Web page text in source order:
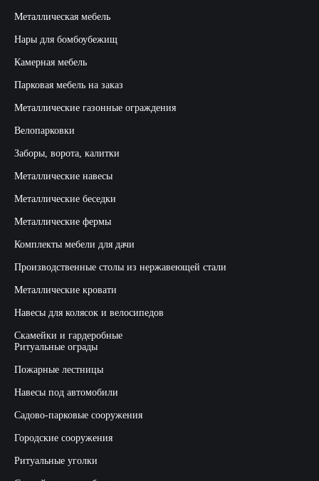
Металлическая мебель
Нары для бомбоубежищ
Камерная мебель
Парковая мебель на заказ
Металлические газонные ограждения
Велопарковки
Заборы, ворота, калитки
Металлические навесы
Металлические беседки
Металлические фермы
Комплекты мебели для дачи
Производственные столы из нержавеющей стали
Металлические кровати
Навесы для колясок и велосипедов
Скамейки и гардеробные
Ритуальные ограды
Пожарные лестницы
Навесы под автомобили
Садово-парковые сооружения
Городские сооружения
Ритуальные уголки